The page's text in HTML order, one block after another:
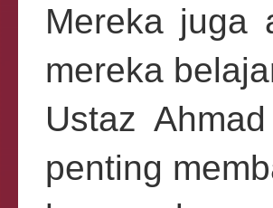
Mereka juga
mereka
Ustaz
penting